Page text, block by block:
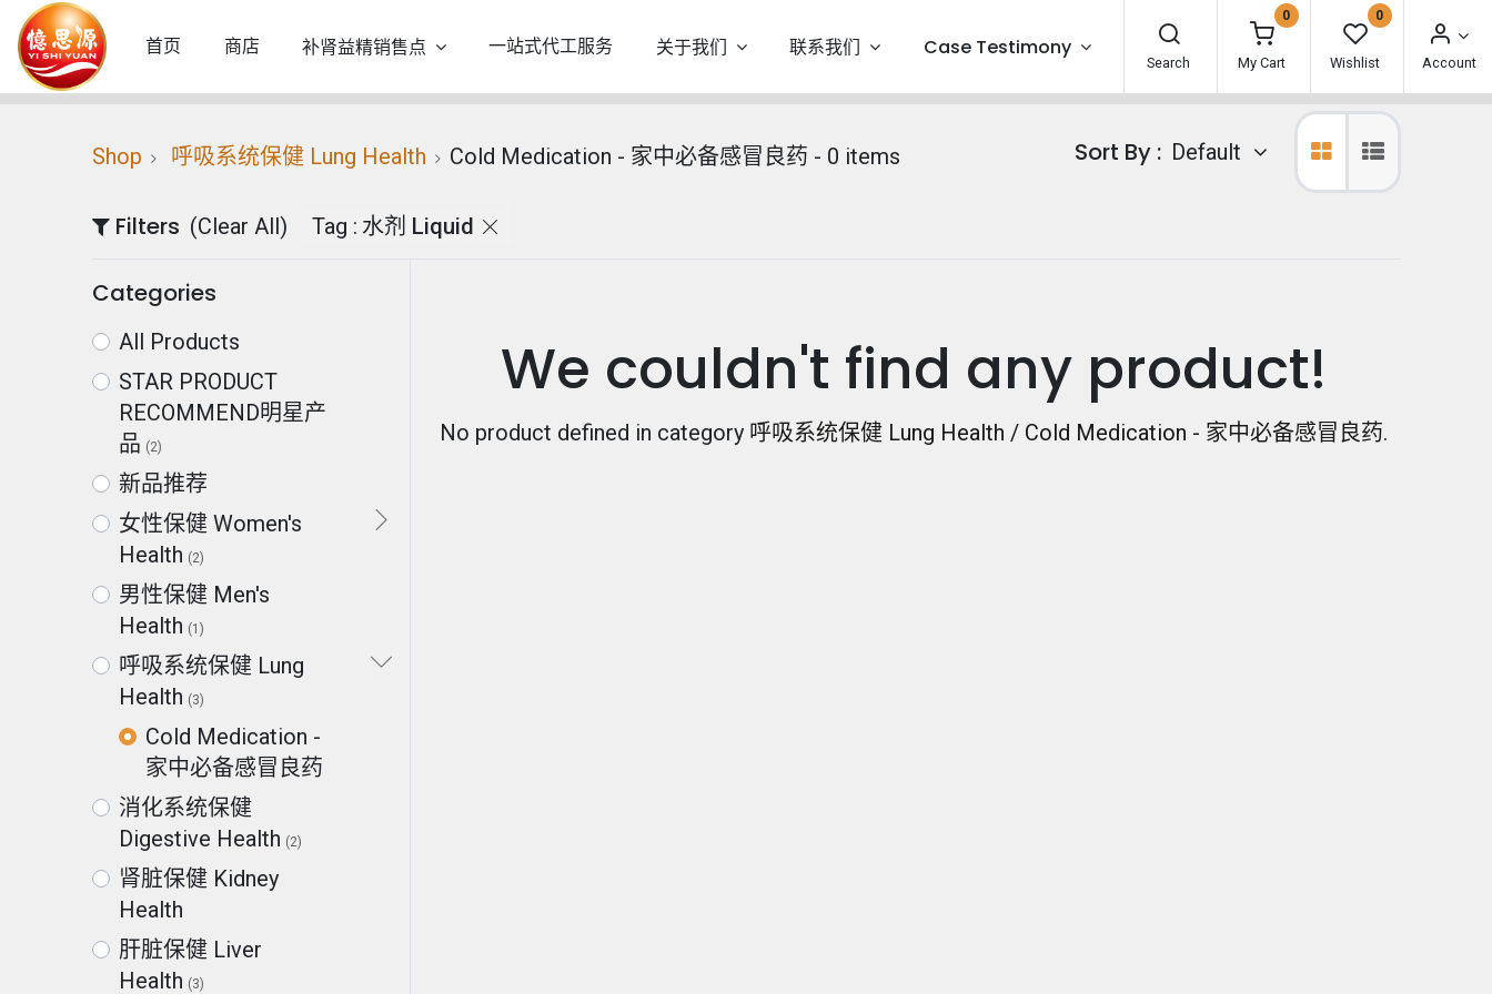
首页 商店 补肾益精销售点 一站式代工服务 关于我们 联系我们 Case Testimony
Search
0
My Cart
0
Wishlist Account
Shop 呼吸系统保健 Lung Health Cold Medication - 家中必备感冒良药 - 0 items Sort By : Default
Filters (Clear All) Tag : 水剂 Liquid
Categories
All Products
STAR PRODUCT
RECOMMEND明星产
品 (2)
新品推荐
女性保健 Women's
Health (2)
男性保健 Men's
Health (1)
呼吸系统保健 Lung
Health (3)
Cold Medication -
家中必备感冒良药
消化系统保健
Digestive Health (2)
肾脏保健 Kidney
Health
肝脏保健 Liver
Health (3)
We couldn't find any product!
No product defined in category 呼吸系统保健 Lung Health / Cold Medication - 家中必备感冒良药.